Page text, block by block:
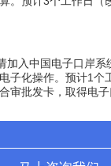
加入中国电子口岸系
子化操作。预计1个
审批发卡，取得电